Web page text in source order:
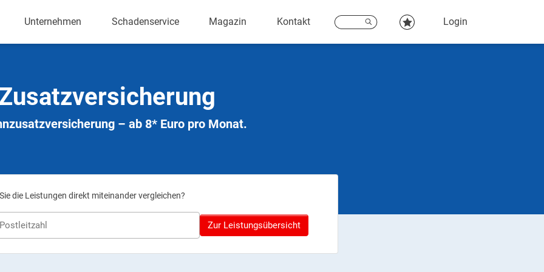
Unternehmen Schadenservice Magazin Kontakt Login
– ab 8* Euro pro Monat.
die Leistungen direkt miteinander vergleichen?
Zur Leistungsübersicht